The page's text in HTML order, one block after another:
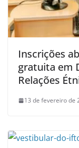
Inscrições
gratuita em
Relações
13 de fevereiro de